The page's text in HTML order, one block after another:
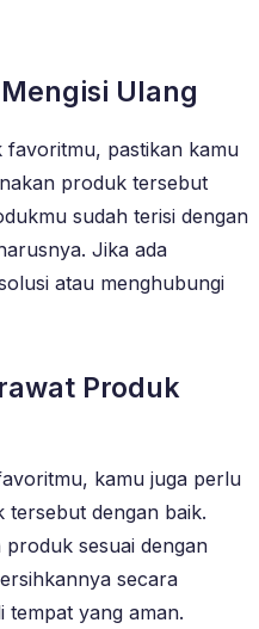
Ulang
favoritmu, pastikan kamu
produk tersebut
sudah terisi dengan
Jika ada
atau menghubungi
Produk
kamu juga perlu
tersebut dengan baik.
sesuai dengan
secara
tempat yang aman.